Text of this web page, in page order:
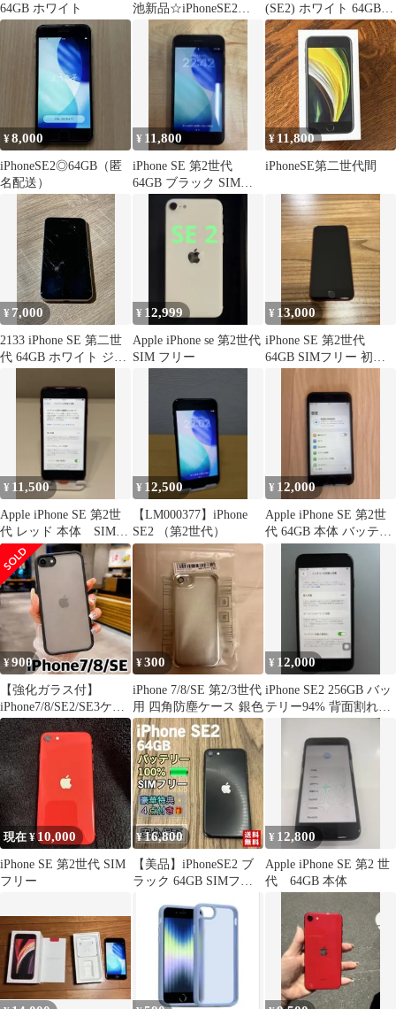
64GB ホワイト
池新品☆iPhoneSE2
64GB SIMフリー☆
(SE2) ホワイト 64GB
箱付
¥8,000
iPhoneSE2◎64GB（匿
名配送）
¥ 11,800
iPhone SE 第2世代
64GB ブラック SIMフ
リー 電池81％
¥11,800
iPhoneSE第二世代間
¥ 7,000
2133 iPhone SE 第二世
代 64GB ホワイト ジャ
¥ 12,999
Apple iPhone se 第2世代
SIM フリー
¥ 13,000
iPhone SE 第2世代
64GB SIMフリー 初期
¥ 11,500
Apple iPhone SE 第2世
代 レッド 本体 SIMフ
リー
¥ 12,500
【LM000377】iPhone
SE2 （第2世代）
¥ 12,000
Apple iPhone SE 第2世
代 64GB 本体 バッテリ
¥900
【強化ガラス付】
iPhone7/8/SE2/SE3ケー
ス クリア マット 耐衝
撃
¥300
iPhone 7/8/SE 第2/3世代
用 四角防塵ケース 銀色
¥ 12,000
iPhone SE2 256GB バッ
テリー94% 背面割れ破
現在 ¥10,000
iPhone SE 第2世代 SIM
フリー
¥16,800
【美品】iPhoneSE2 ブ
ラック 64GB SIMフリ
¥ 12,800
Apple iPhone SE 第2 世
代 64GB 本体